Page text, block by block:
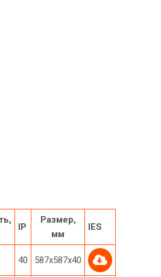
IP
Размер,
мм
IES
40 587х587х40